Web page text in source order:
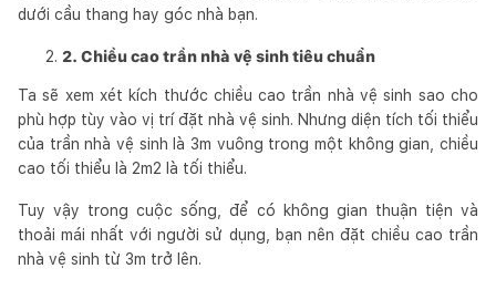
dưới cầu thang hay góc nhà bạn.
2. Chiều cao trần nhà vệ sinh tiêu chuẩn
Ta sẽ xem xét kích thước chiều cao trần nhà vệ sinh sao cho
phù hợp tùy vào vị trí đặt nhà vệ sinh. Nhưng diện tích tối thiểu
của trần nhà vệ sinh là 3m vuông trong một không gian, chiều
cao tối thiểu là 2m2 là tối thiểu.
Tuy vậy trong cuộc sống, để có không gian thuận tiện và
thoải mái nhất với người sử dụng, bạn nên đặt chiều cao trần
nhà vệ sinh từ 3m trở lên.